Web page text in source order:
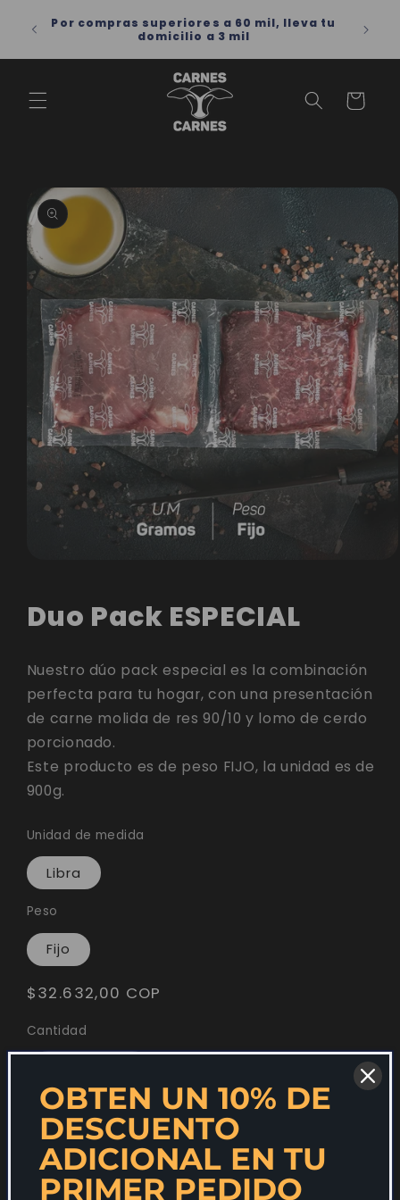
directamente
al contenido
Por compras superiores a 60 mil, lleva tu
domicilio a 3 mil
Carrito
directamente
información
del producto
multimedia
en
una
ventana
modal
Duo Pack ESPECIAL
Nuestro dúo pack especial es la combinación
perfecta para tu hogar, con una presentación
de carne molida de res 90/10 y lomo de cerdo
porcionado.
Este producto es de peso FIJO, la unidad es de
900g.
Unidad de medida
Libra
Peso
Fijo
Precio
$32.632,00 COP
Cantidad
Reducir
cantidad
para
Duo
Aumentar
cantidad
para
Duo
Agregar al carrito
Comprar ahora
OBTEN UN 10% DE
DESCUENTO
ADICIONAL EN TU
PRIMER PEDIDO